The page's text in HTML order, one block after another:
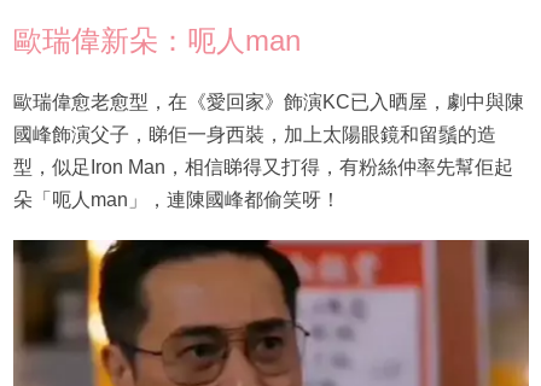
歐瑞偉新朵：呃人man
歐瑞偉愈老愈型，在《愛回家》飾演KC已入晒屋，劇中與陳
國峰飾演父子，睇佢一身西裝，加上太陽眼鏡和留鬚的造
型，似足Iron Man，相信睇得又打得，有粉絲仲率先幫佢起
朵「呃人man」，連陳國峰都偷笑呀！